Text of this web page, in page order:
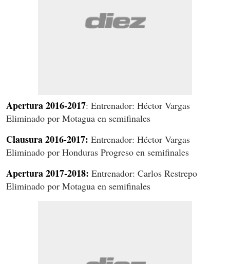
Apertura 2016-2017: Entrenador: Héctor Vargas
Eliminado por Motagua en semifinales
Clausura 2016-2017: Entrenador: Héctor Vargas
Eliminado por Honduras Progreso en semifinales
Apertura 2017-2018: Entrenador: Carlos Restrepo
Eliminado por Motagua en semifinales